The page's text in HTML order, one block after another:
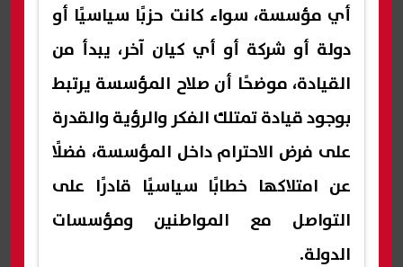
أي مؤسسة، سواء كانت حزبًا سياسيًا أو
دولة أو شركة أو أي كيان آخر، يبدأ من
القيادة، موضحًا أن صلاح المؤسسة يرتبط
بوجود قيادة تمتلك الفكر والرؤية والقدرة
على فرض الاحترام داخل المؤسسة، فضلًا
عن امتلاكها خطابًا سياسيًا قادرًا على
التواصل مع المواطنين ومؤسسات
الدولة.